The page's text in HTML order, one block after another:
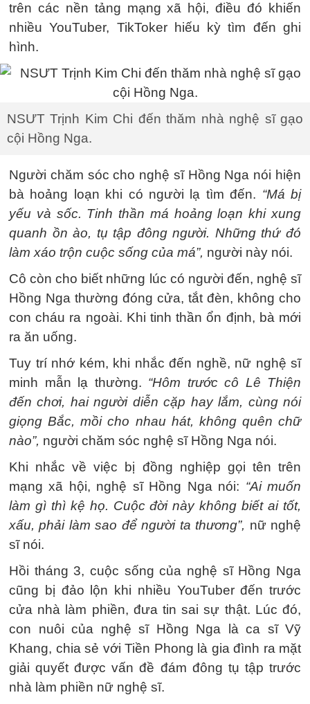
trên các nền tảng mạng xã hội, điều đó khiến
nhiều YouTuber, TikToker hiếu kỳ tìm đến ghi
hình.
NSƯT Trịnh Kim Chi đến thăm nhà nghệ sĩ gạo
cội Hồng Nga.
Người chăm sóc cho nghệ sĩ Hồng Nga nói hiện
bà hoảng loạn khi có người lạ tìm đến. “Má bị
yếu và sốc. Tinh thần má hoảng loạn khi xung
quanh ồn ào, tụ tập đông người. Những thứ đó
làm xáo trộn cuộc sống của má”, người này nói.
Cô còn cho biết những lúc có người đến, nghệ sĩ
Hồng Nga thường đóng cửa, tắt đèn, không cho
con cháu ra ngoài. Khi tinh thần ổn định, bà mới
ra ăn uống.
Tuy trí nhớ kém, khi nhắc đến nghề, nữ nghệ sĩ
minh mẫn lạ thường. “Hôm trước cô Lê Thiện
đến chơi, hai người diễn cặp hay lắm, cùng nói
giọng Bắc, mồi cho nhau hát, không quên chữ
nào”, người chăm sóc nghệ sĩ Hồng Nga nói.
Khi nhắc về việc bị đồng nghiệp gọi tên trên
mạng xã hội, nghệ sĩ Hồng Nga nói: “Ai muốn
làm gì thì kệ họ. Cuộc đời này không biết ai tốt,
xấu, phải làm sao để người ta thương”, nữ nghệ
sĩ nói.
Hồi tháng 3, cuộc sống của nghệ sĩ Hồng Nga
cũng bị đảo lộn khi nhiều YouTuber đến trước
cửa nhà làm phiền, đưa tin sai sự thật. Lúc đó,
con nuôi của nghệ sĩ Hồng Nga là ca sĩ Vỹ
Khang, chia sẻ với Tiền Phong là gia đình ra mặt
giải quyết được vấn đề đám đông tụ tập trước
nhà làm phiền nữ nghệ sĩ.